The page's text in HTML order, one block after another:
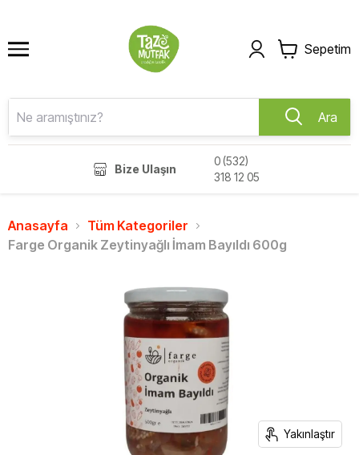
Sepetim
Ara
Bize Ulaşın
0 (532)
318 12 05
Anasayfa
Tüm Kategoriler
Farge Organik Zeytinyağlı İmam Bayıldı 600g
Yakınlaştır